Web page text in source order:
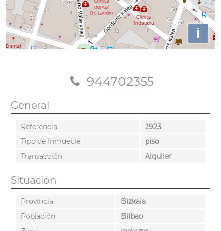
i
944702355
General
Referencia
2923
Tipo de Inmueble
piso
Transacción
Alquiler
Situación
Provincia
Bizkaia
Población
Bilbao